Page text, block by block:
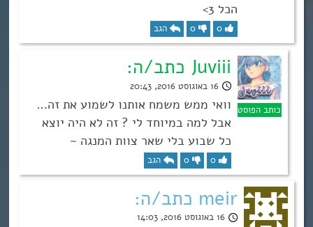
הכל 3>
0
0 הגב
Juviii כתב/ה:
16 באוגוסט 2016, 20:43
וואי ממש משמח אותנו לשמוע את זה…
אבל למה במיוחד לי ? זה לא היה יוצא
כל שבוע בלי שאר צוות המנגה ~
0
0 הגב
meir כתב/ה:
16 באוגוסט 2016, 14:03